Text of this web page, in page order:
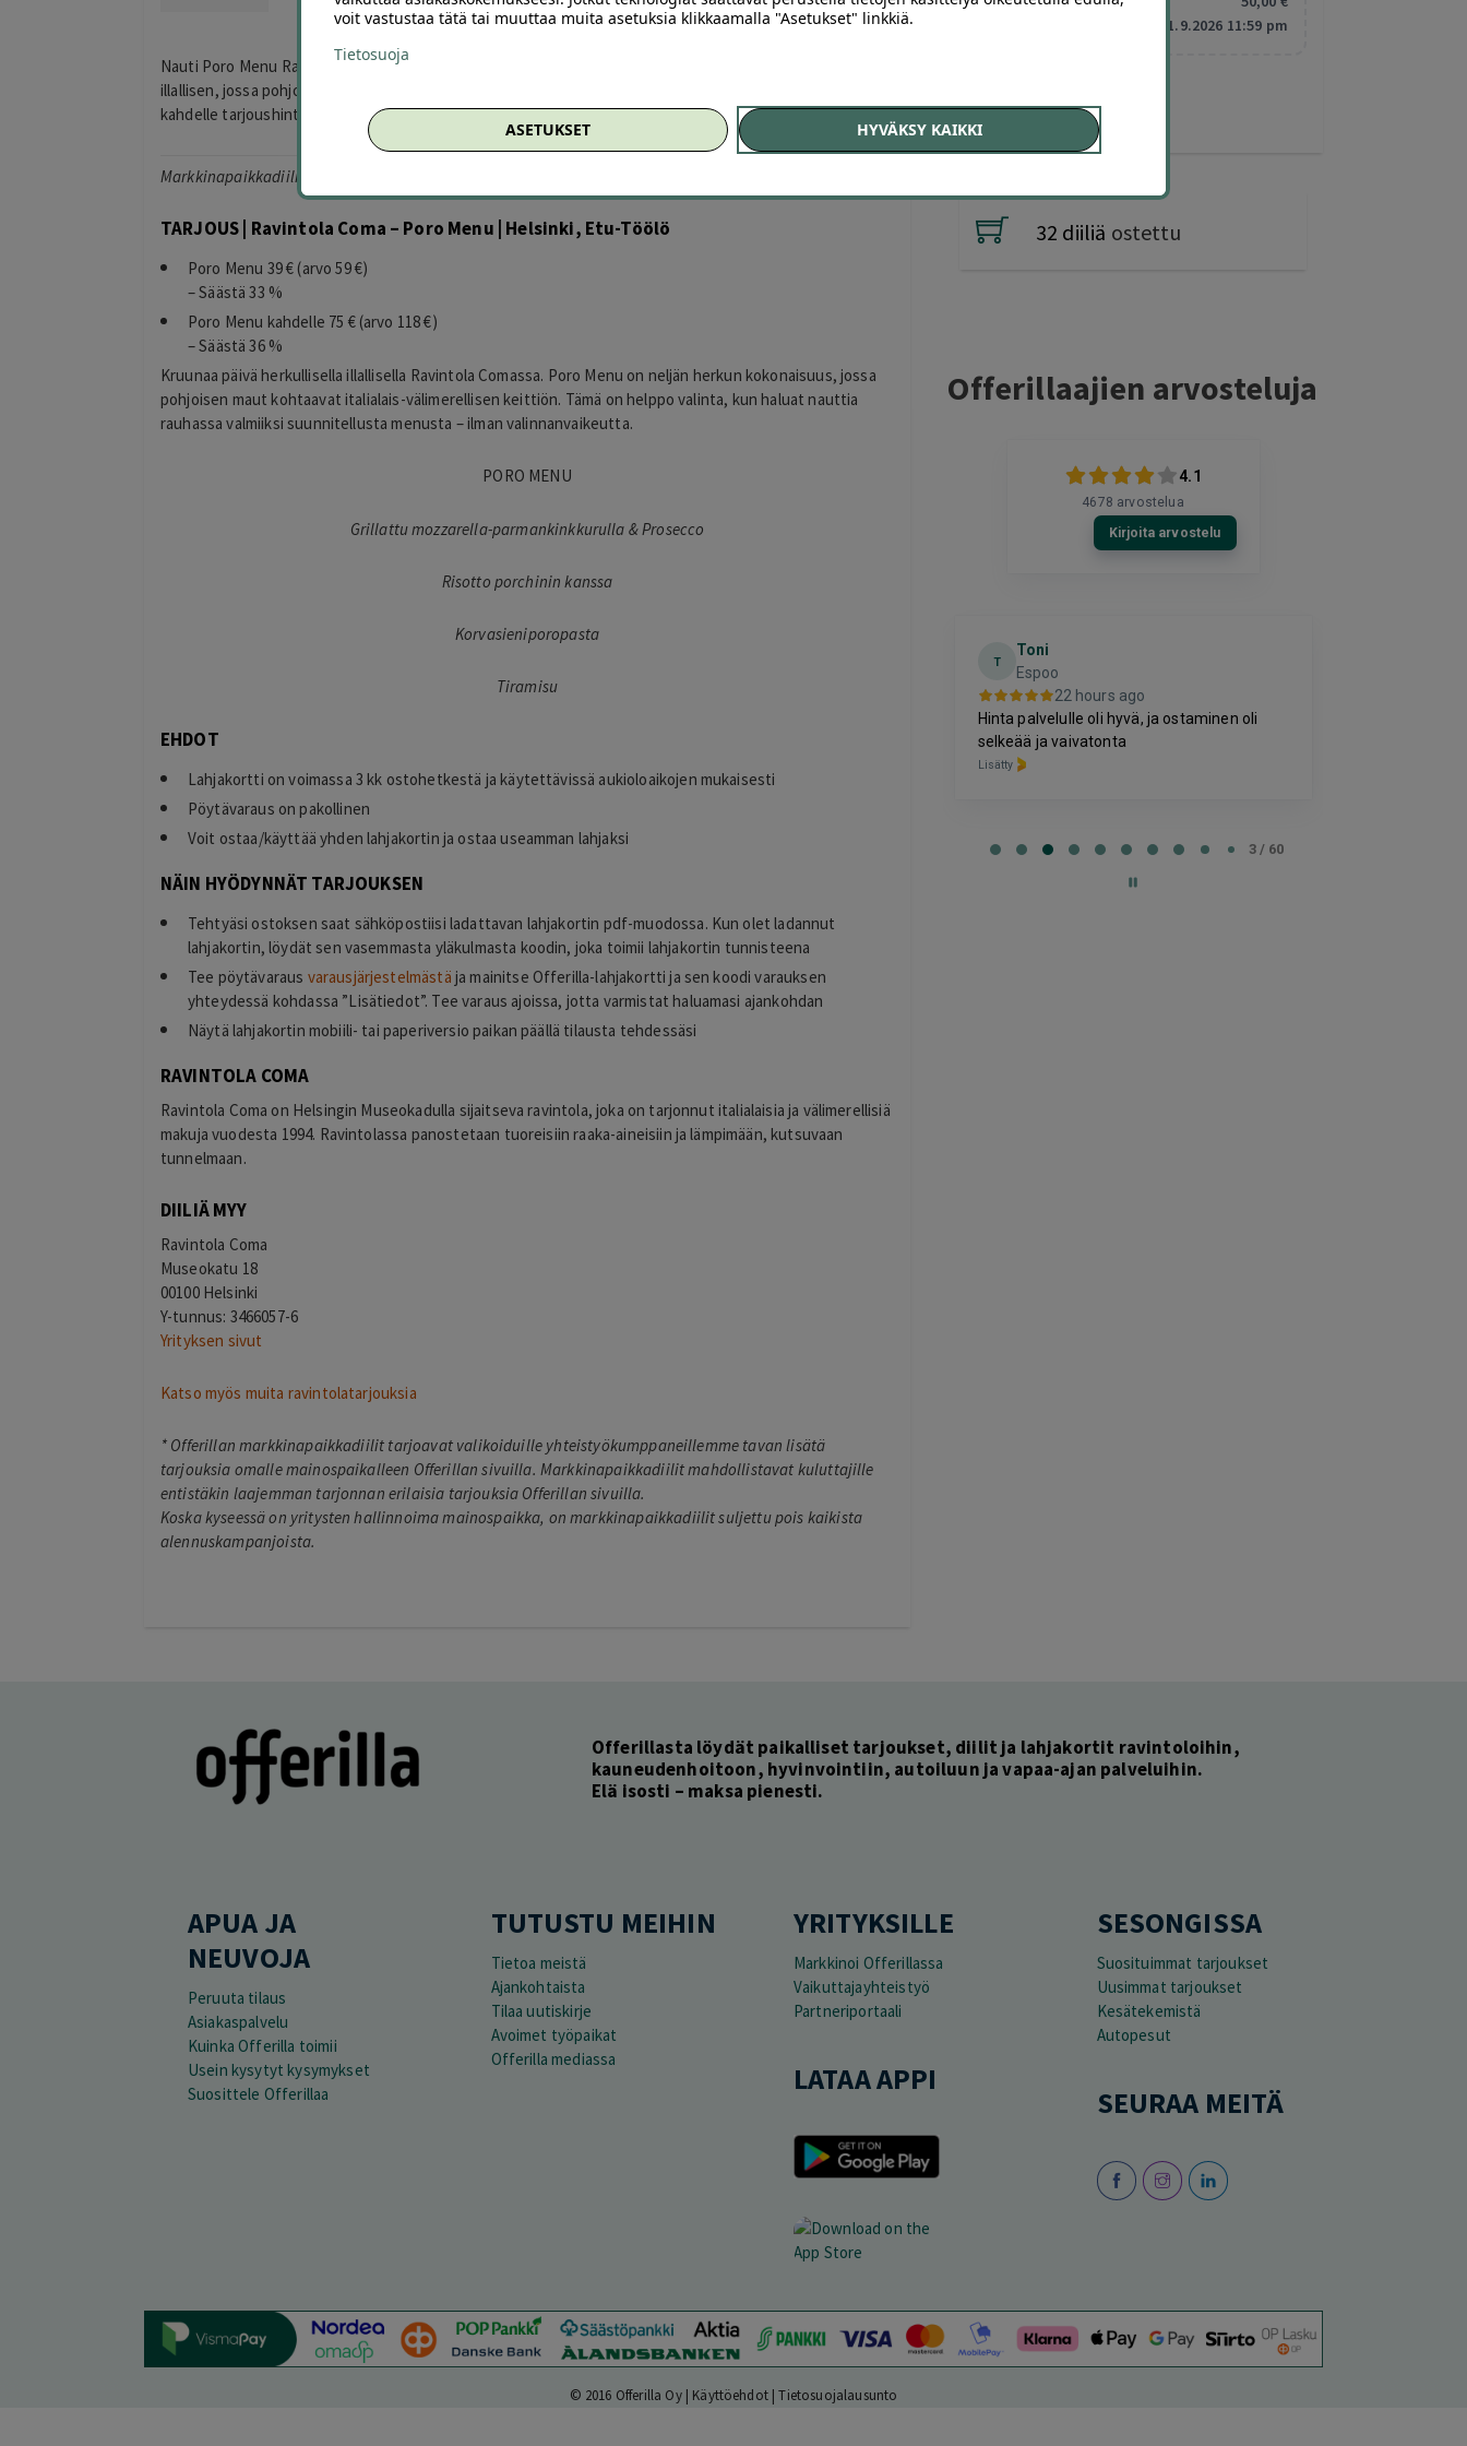
Nauti Poro Menu Ravintola Comassa Helsingissä, Etu-Töölössä. Tällä Offerillan diilillä saat neljän herkun
illallisen, jossa pohjoisen maut yhdistyvät italialais-välimerelliseen keittiöön. Valitse menu yhdelle tai
kahdelle tarjoushintaan.
Markkinapaikkadiili*
TARJOUS | Ravintola Coma – Poro Menu | Helsinki, Etu-Töölö
Poro Menu 39 € (arvo 59 €)
– Säästä 33 %
Poro Menu kahdelle 75 € (arvo 118 €)
– Säästä 36 %
Kruunaa päivä herkullisella illallisella Ravintola Comassa. Poro Menu on neljän herkun kokonaisuus, jossa
pohjoisen maut kohtaavat italialais-välimerellisen keittiön. Tämä on helppo valinta, kun haluat nauttia
rauhassa valmiiksi suunnitellusta menusta – ilman valinnanvaikeutta.
PORO MENU
Grillattu mozzarella-parmankinkkurulla & Prosecco
Risotto porchinin kanssa
Korvasieniporopasta
Tiramisu
EHDOT
Lahjakortti on voimassa 3 kk ostohetkestä ja käytettävissä aukioloaikojen mukaisesti
Pöytävaraus on pakollinen
Voit ostaa/käyttää yhden lahjakortin ja ostaa useamman lahjaksi
NÄIN HYÖDYNNÄT TARJOUKSEN
Tehtyäsi ostoksen saat sähköpostiisi ladattavan lahjakortin pdf-muodossa. Kun olet ladannut
lahjakortin, löydät sen vasemmasta yläkulmasta koodin, joka toimii lahjakortin tunnisteena
Tee pöytävaraus varausjärjestelmästä ja mainitse Offerilla-lahjakortti ja sen koodi varauksen
yhteydessä kohdassa ”Lisätiedot”. Tee varaus ajoissa, jotta varmistat haluamasi ajankohdan
Näytä lahjakortin mobiili- tai paperiversio paikan päällä tilausta tehdessäsi
RAVINTOLA COMA
Ravintola Coma on Helsingin Museokadulla sijaitseva ravintola, joka on tarjonnut italialaisia ja välimerellisiä
makuja vuodesta 1994. Ravintolassa panostetaan tuoreisiin raaka-aineisiin ja lämpimään, kutsuvaan
tunnelmaan.
DIILIÄ MYY
Ravintola Coma
Museokatu 18
00100 Helsinki
Y-tunnus: 3466057-6
Yrityksen sivut
Katso myös muita ravintolatarjouksia
* Offerillan markkinapaikkadiilit tarjoavat valikoiduille yhteistyökumppaneillemme tavan lisätä
tarjouksia omalle mainospaikalleen Offerillan sivuilla. Markkinapaikkadiilit mahdollistavat kuluttajille
entistäkin laajemman tarjonnan erilaisia tarjouksia Offerillan sivuilla.
Koska kyseessä on yritysten hallinnoima mainospaikka, on markkinapaikkadiilit suljettu pois kaikista
alennuskampanjoista.
1.9.2026 11:59 pm
32 diiliä ostettu
Offerillaajien arvosteluja
4.1
4678 arvostelua
Kirjoita arvostelu
oli selkeää ja vaivatonta
T
Toni
Espoo
22 hours ago
Hinta palvelulle oli hyvä, ja ostaminen oli
selkeää ja vaivatonta
Lisätty
3 / 60
Offerillasta löydät paikalliset tarjoukset, diilit ja lahjakortit ravintoloihin,
kauneudenhoitoon, hyvinvointiin, autoiluun ja vapaa-ajan palveluihin.
Elä isosti – maksa pienesti.
APUA JA
NEUVOJA
Peruuta tilaus
Asiakaspalvelu
Kuinka Offerilla toimii
Usein kysytyt kysymykset
Suosittele Offerillaa
TUTUSTU MEIHIN
Tietoa meistä
Ajankohtaista
Tilaa uutiskirje
Avoimet työpaikat
Offerilla mediassa
YRITYKSILLE
Markkinoi Offerillassa
Vaikuttajayhteistyö
Partneriportaali
LATAA APPI
SESONGISSA
Suosituimmat tarjoukset
Uusimmat tarjoukset
Kesätekemistä
Autopesut
SEURAA MEITÄ
© 2016 Offerilla Oy | Käyttöehdot|Tietosuojalausunto
voit vastustaa tätä tai muuttaa muita asetuksia klikkaamalla "Asetukset" linkkiä.
Tietosuoja
ASETUKSET HYVÄKSY KAIKKI